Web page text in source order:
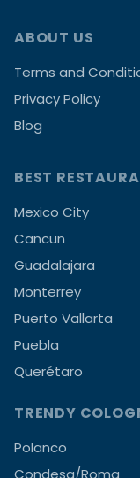
ABOUT US
Terms and
Privacy Policy
Blog
BEST
Mexico City
Cancun
Guadalajara
Monterrey
Puerto Vallarta
Puebla
Querétaro
TRENDY
Polanco
Condesa/Roma